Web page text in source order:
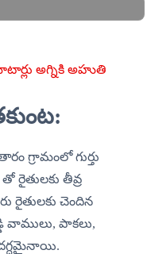
గ్రామంలో గుర్తు
రైతులకు తీవ్ర
రైతులకు చెందిన
వాములు, పాకలు,
దగ్ధమైనాయి.